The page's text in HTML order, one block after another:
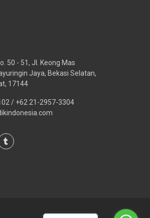
50 - 51, Jl. Keong Mas
Jaya, Bekasi Selatan,
17144
/ +62 21-2957-3304